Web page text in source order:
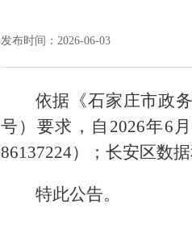
发布时间：2026-06-03
依据《石家庄市政
号）要求，自 2026年6
86137224）；长安区数
特此公告。